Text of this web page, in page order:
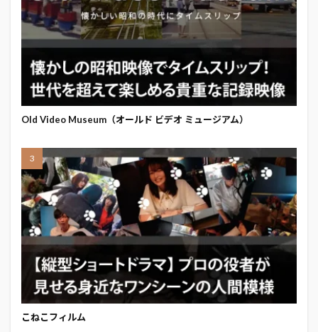
Old Video Museum（オールド ビデオ ミュージアム）
こねこフィルム